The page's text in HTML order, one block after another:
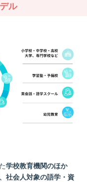
ル
学校教育機関のほか
社会人対象の語学・資